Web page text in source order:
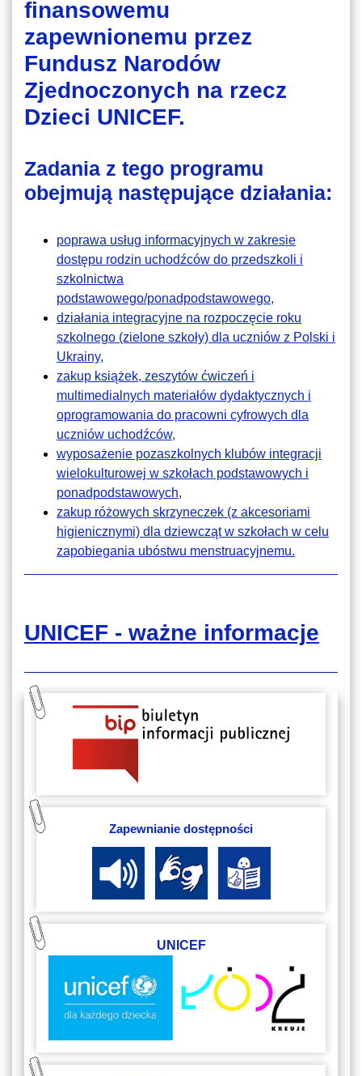
finansowemu
zapewnionemu przez
Fundusz Narodów
Zjednoczonych na rzecz
Dzieci UNICEF.
Zadania z tego programu
obejmują następujące działania:
poprawa usług informacyjnych w zakresie
dostępu rodzin uchodźców do przedszkoli i
szkolnictwa
podstawowego/ponadpodstawowego,
działania integracyjne na rozpoczęcie roku
szkolnego (zielone szkoły) dla uczniów z Polski i
Ukrainy,
zakup książek, zeszytów ćwiczeń i
multimedialnych materiałów dydaktycznych i
oprogramowania do pracowni cyfrowych dla
uczniów uchodźców,
wyposażenie pozaszkolnych klubów integracji
wielokulturowej w szkołach podstawowych i
ponadpodstawowych,
zakup różowych skrzyneczek (z akcesoriami
higienicznymi) dla dziewcząt w szkołach w celu
zapobiegania ubóstwu menstruacyjnemu.
UNICEF - ważne informacje
Zapewnianie dostępności
UNICEF